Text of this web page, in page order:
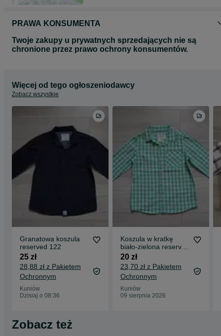
PRAWA KONSUMENTA
Twoje zakupy u prywatnych sprzedających nie są
chronione przez prawo ochrony konsumentów.
Więcej od tego ogłoszeniodawcy
Zobacz wszystkie
Granatowa koszula
reserved 122
25 zł
28,88 zł z Pakietem
Ochronnym
Kuniów
Dzisiaj o 08:36
Koszula w kratkę
biało-zielona reserved
116
20 zł
23,70 zł z Pakietem
Ochronnym
Kuniów
09 sierpnia 2026
Zobacz też